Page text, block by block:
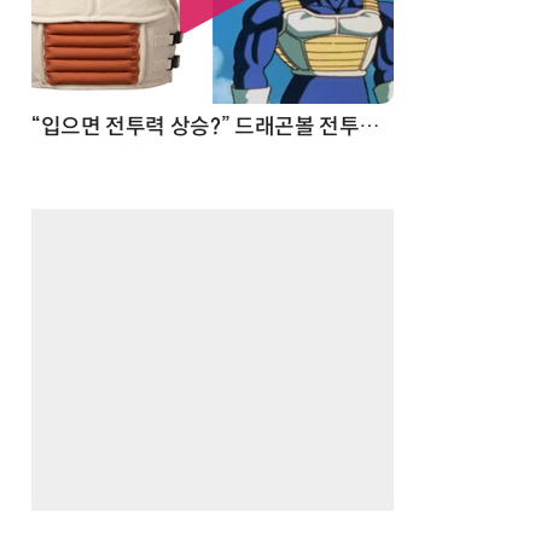
“입으면 전투력 상승?” 드래곤볼 전투복 닮은 중량조끼